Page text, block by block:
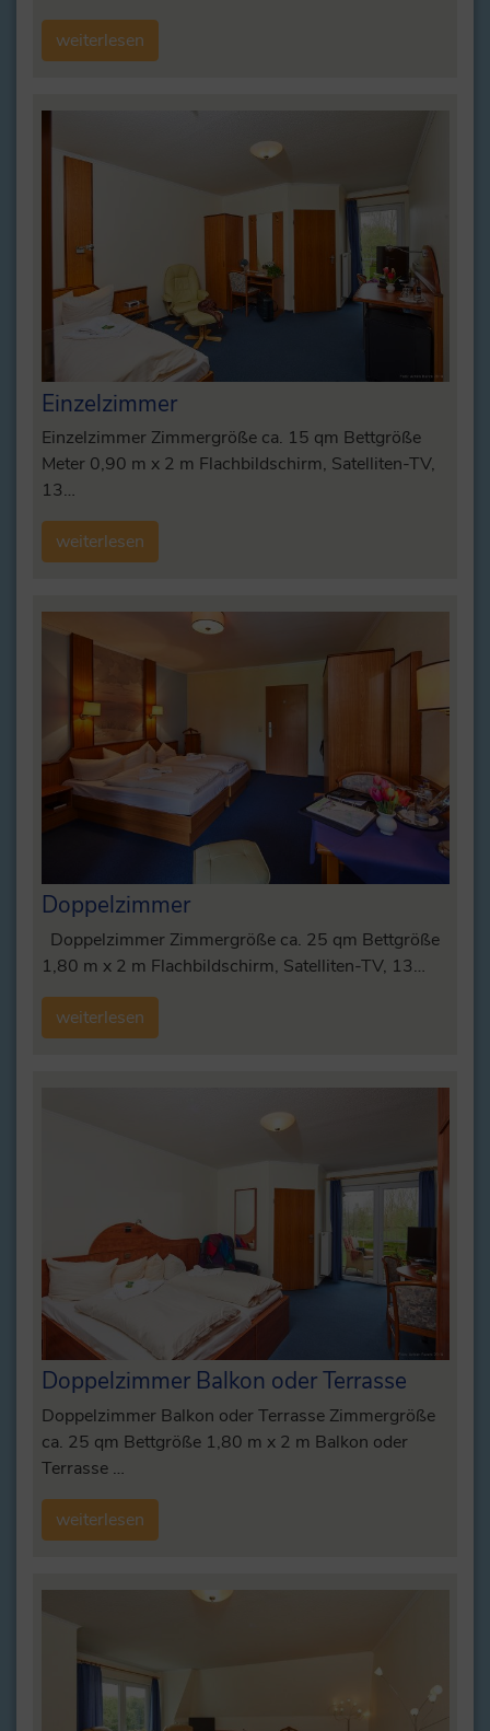
weiterlesen
Einzelzimmer
Einzelzimmer Zimmergröße ca. 15 qm Bettgröße
Meter 0,90 m x 2 m Flachbildschirm, Satelliten-TV,
13…
weiterlesen
Doppelzimmer
Doppelzimmer Zimmergröße ca. 25 qm Bettgröße
1,80 m x 2 m Flachbildschirm, Satelliten-TV, 13…
weiterlesen
Doppelzimmer Balkon oder Terrasse
Doppelzimmer Balkon oder Terrasse Zimmergröße
ca. 25 qm Bettgröße 1,80 m x 2 m Balkon oder
Terrasse …
weiterlesen